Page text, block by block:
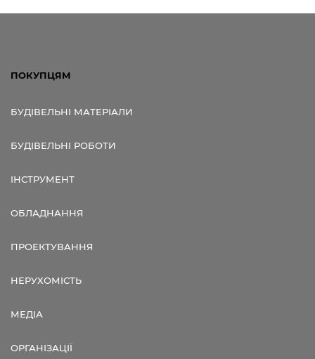
ПОКУПЦЯМ
БУДІВЕЛЬНІ МАТЕРІАЛИ
БУДІВЕЛЬНІ РОБОТИ
ІНСТРУМЕНТ
ОБЛАДНАННЯ
ПРОЕКТУВАННЯ
НЕРУХОМІСТЬ
МЕДІА
ОРГАНІЗАЦІЇ